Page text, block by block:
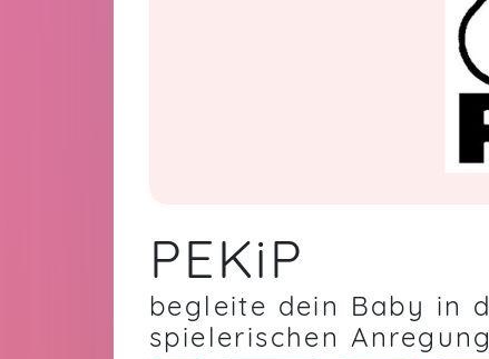
PEKiP
begleite dein Baby in
spielerischen